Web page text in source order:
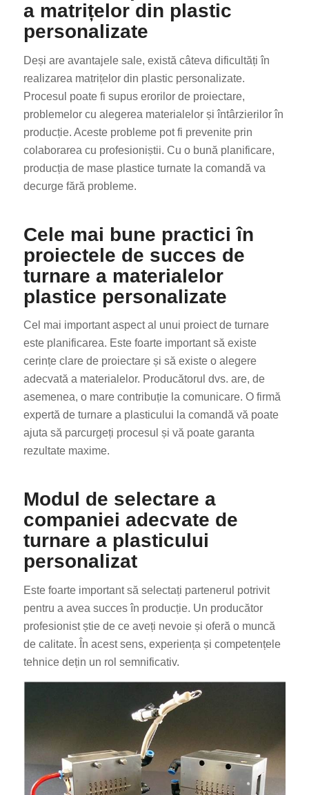
a matrițelor din plastic
personalizate
Deși are avantajele sale, există câteva dificultăți în
realizarea matrițelor din plastic personalizate.
Procesul poate fi supus erorilor de proiectare,
problemelor cu alegerea materialelor și întârzierilor în
producție. Aceste probleme pot fi prevenite prin
colaborarea cu profesioniștii. Cu o bună planificare,
producția de mase plastice turnate la comandă va
decurge fără probleme.
Cele mai bune practici în
proiectele de succes de
turnare a materialelor
plastice personalizate
Cel mai important aspect al unui proiect de turnare
este planificarea. Este foarte important să existe
cerințe clare de proiectare și să existe o alegere
adecvată a materialelor. Producătorul dvs. are, de
asemenea, o mare contribuție la comunicare. O firmă
expertă de turnare a plasticului la comandă vă poate
ajuta să parcurgeți procesul și vă poate garanta
rezultate maxime.
Modul de selectare a
companiei adecvate de
turnare a plasticului
personalizat
Este foarte important să selectați partenerul potrivit
pentru a avea succes în producție. Un producător
profesionist știe de ce aveți nevoie și oferă o muncă
de calitate. În acest sens, experiența și competențele
tehnice dețin un rol semnificativ.